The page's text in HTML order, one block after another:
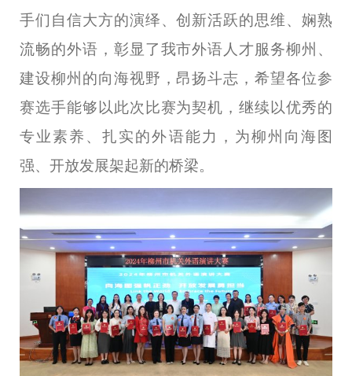
手们自信大方的演绎、创新活跃的思维、娴熟
流畅的外语，彰显了我市外语人才服务柳州、
建设柳州的向海视野，昂扬斗志，希望各位参
赛选手能够以此次比赛为契机，继续以优秀的
专业素养、扎实的外语能力，为柳州向海图
强、开放发展架起新的桥梁。